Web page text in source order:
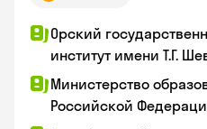
Орский
институт имени Т.Г.
Министерство
Российской